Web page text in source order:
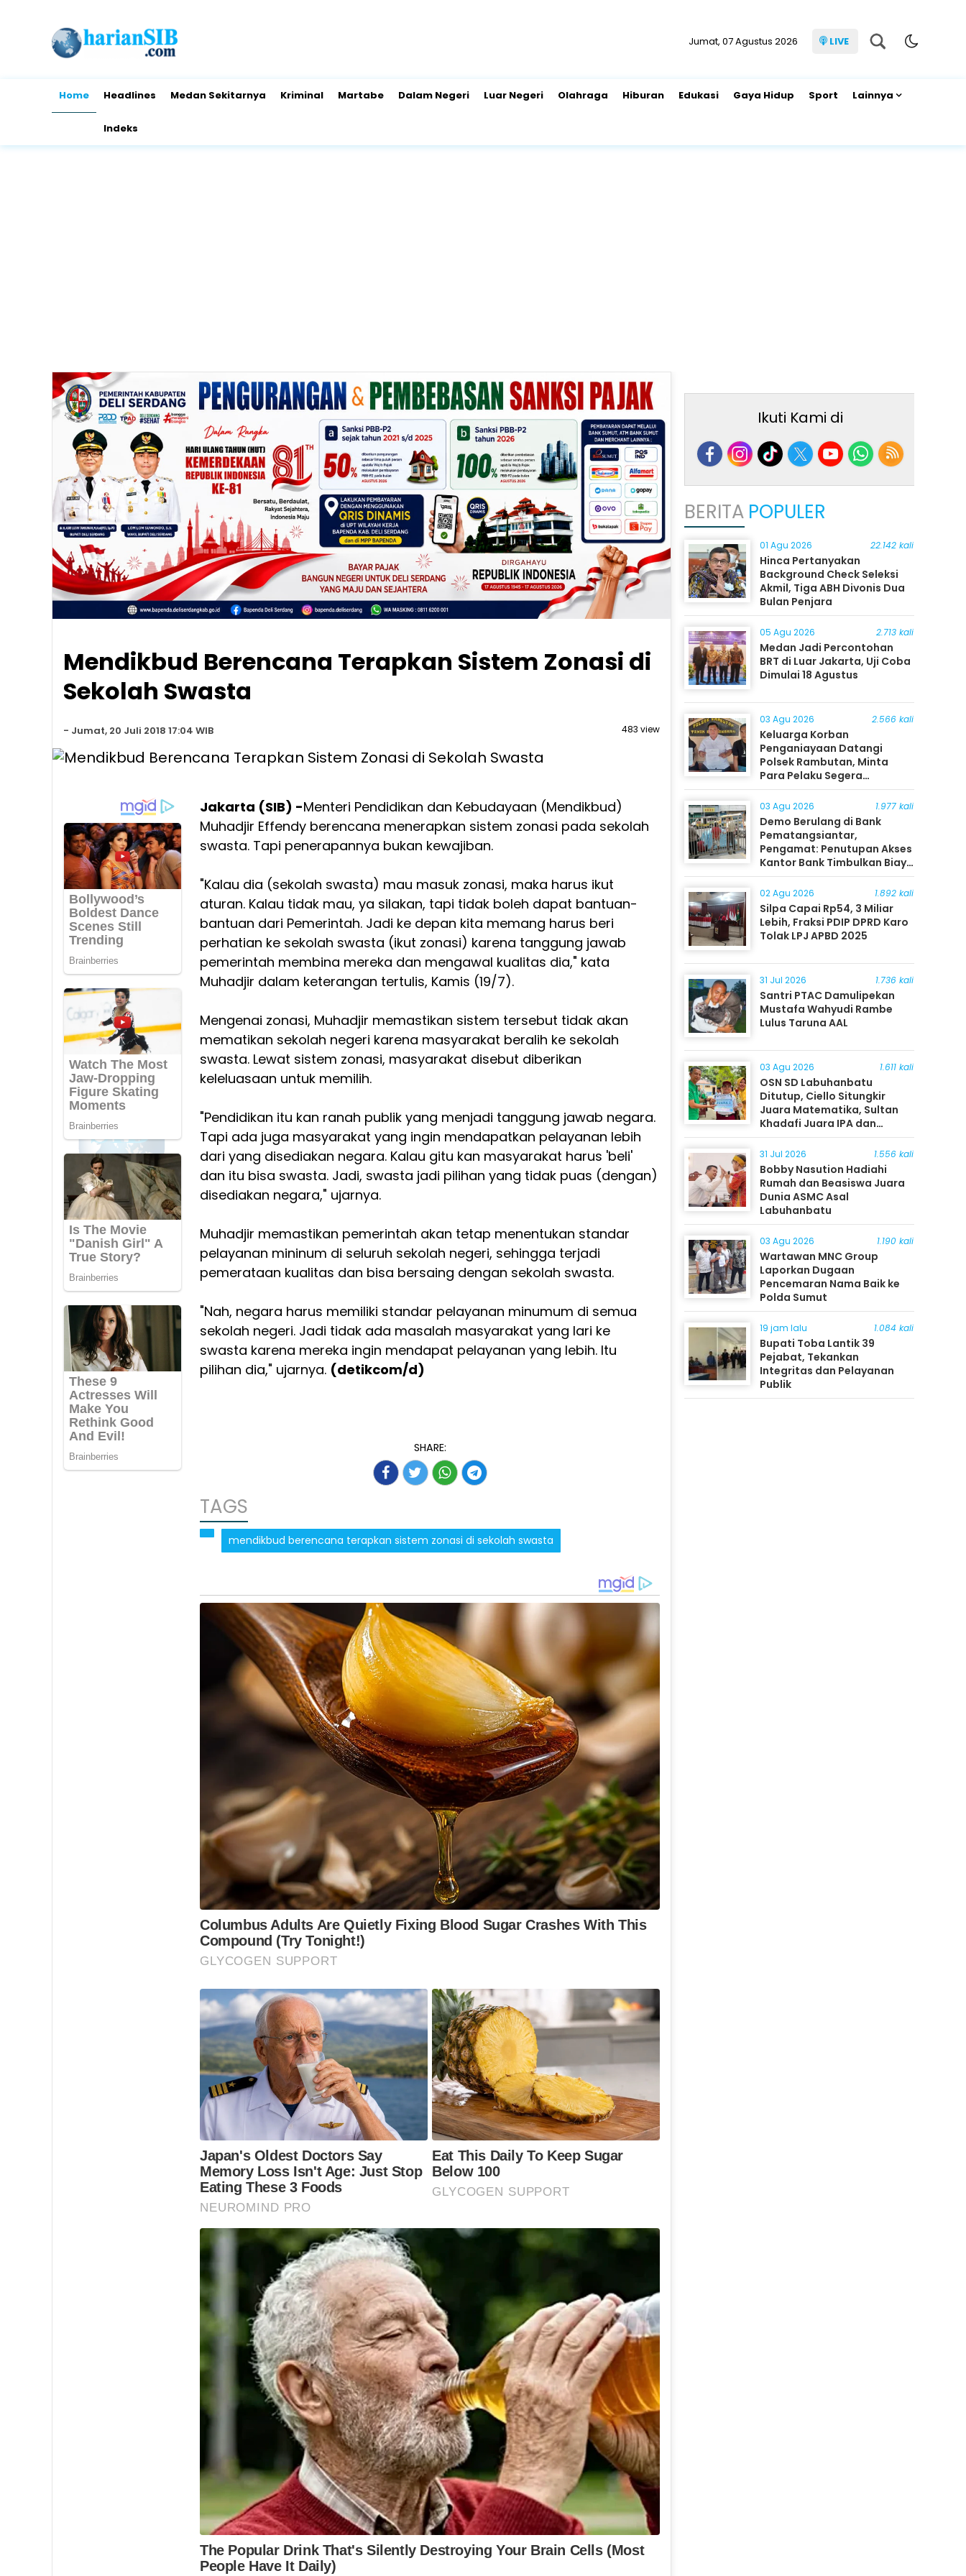
Jumat, 07 Agustus 2026 LIVE
Home Headlines Medan Sekitarnya Kriminal Martabe Dalam Negeri Luar Negeri Olahraga Hiburan Edukasi Gaya Hidup Sport Lainnya
Indeks
Mendikbud Berencana Terapkan Sistem Zonasi di
Sekolah Swasta
- Jumat, 20 Juli 2018 17:04 WIB 483 view
Jakarta (SIB) -Menteri Pendidikan dan Kebudayaan (Mendikbud)
Muhadjir Effendy berencana menerapkan sistem zonasi pada sekolah
swasta. Tapi penerapannya bukan kewajiban.
"Kalau dia (sekolah swasta) mau masuk zonasi, maka harus ikut
aturan. Kalau tidak mau, ya silakan, tapi tidak boleh dapat bantuan-
bantuan dari Pemerintah. Jadi ke depan kita memang harus beri
perhatian ke sekolah swasta (ikut zonasi) karena tanggung jawab
pemerintah membina mereka dan mengawal kualitas dia," kata
Muhadjir dalam keterangan tertulis, Kamis (19/7).
Mengenai zonasi, Muhadjir memastikan sistem tersebut tidak akan
mematikan sekolah negeri karena masyarakat beralih ke sekolah
swasta. Lewat sistem zonasi, masyarakat disebut diberikan
keleluasaan untuk memilih.
"Pendidikan itu kan ranah publik yang menjadi tanggung jawab negara.
Tapi ada juga masyarakat yang ingin mendapatkan pelayanan lebih
dari yang disediakan negara. Kalau gitu kan masyarakat harus 'beli'
dan itu bisa swasta. Jadi, swasta jadi pilihan yang tidak puas (dengan)
disediakan negara," ujarnya.
Muhadjir memastikan pemerintah akan tetap menentukan standar
pelayanan mininum di seluruh sekolah negeri, sehingga terjadi
pemerataan kualitas dan bisa bersaing dengan sekolah swasta.
"Nah, negara harus memiliki standar pelayanan minumum di semua
sekolah negeri. Jadi tidak ada masalah masyarakat yang lari ke
swasta karena mereka ingin mendapat pelayanan yang lebih. Itu
pilihan dia," ujarnya. (detikcom/d)
SHARE:
TAGS
mendikbud berencana terapkan sistem zonasi di sekolah swasta
Ikuti Kami di
BERITA POPULER
01 Agu 2026 22.142 kali
Hinca Pertanyakan
Background Check Seleksi
Akmil, Tiga ABH Divonis Dua
Bulan Penjara
05 Agu 2026 2.713 kali
Medan Jadi Percontohan
BRT di Luar Jakarta, Uji Coba
Dimulai 18 Agustus
03 Agu 2026 2.566 kali
Keluarga Korban
Penganiayaan Datangi
Polsek Rambutan, Minta
Para Pelaku Segera
Ditangkap
03 Agu 2026 1.977 kali
Demo Berulang di Bank
Pematangsiantar,
Pengamat: Penutupan Akses
Kantor Bank Timbulkan Biaya
Ekonomi bagi Masyarakat
02 Agu 2026 1.892 kali
Silpa Capai Rp54, 3 Miliar
Lebih, Fraksi PDIP DPRD Karo
Tolak LPJ APBD 2025
31 Jul 2026 1.736 kali
Santri PTAC Damulipekan
Mustafa Wahyudi Rambe
Lulus Taruna AAL
03 Agu 2026 1.611 kali
OSN SD Labuhanbatu
Ditutup, Ciello Situngkir
Juara Matematika, Sultan
Khadafi Juara IPA dan
Timothy Rangkuti Juara IPS
31 Jul 2026 1.556 kali
Bobby Nasution Hadiahi
Rumah dan Beasiswa Juara
Dunia ASMC Asal
Labuhanbatu
03 Agu 2026 1.190 kali
Wartawan MNC Group
Laporkan Dugaan
Pencemaran Nama Baik ke
Polda Sumut
19 jam lalu 1.084 kali
Bupati Toba Lantik 39
Pejabat, Tekankan
Integritas dan Pelayanan
Publik